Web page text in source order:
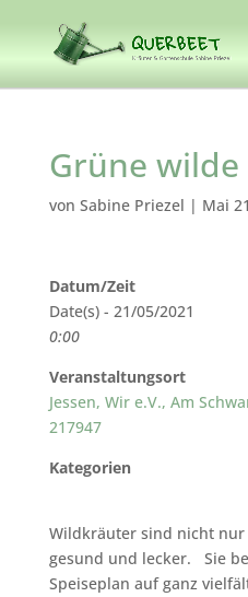
Grüne wilde
von Sabine Priezel | Mai
Datum/Zeit
Date(s) - 21/05/2021
0:00
Veranstaltungsort
Jessen, Wir e.V., Am
217947
Kategorien
Wildkräuter sind nicht
gesund und lecker. Sie
Speiseplan auf ganz